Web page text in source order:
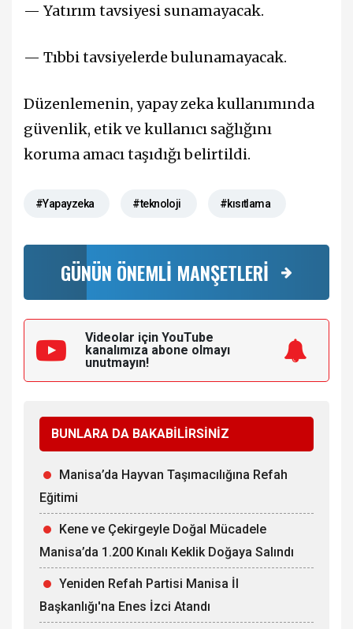
— Yatırım tavsiyesi sunamayacak.
— Tıbbi tavsiyelerde bulunamayacak.
Düzenlemenin, yapay zeka kullanımında
güvenlik, etik ve kullanıcı sağlığını
koruma amacı taşıdığı belirtildi.
#Yapayzeka #teknoloji #kısıtlama
GÜNÜN ÖNEMLİ MANŞETLERİ
Videolar için YouTube
kanalımıza abone olmayı
unutmayın!
BUNLARA DA BAKABİLİRSİNİZ
Manisa’da Hayvan Taşımacılığına Refah
Eğitimi
Kene ve Çekirgeyle Doğal Mücadele
Manisa’da 1.200 Kınalı Keklik Doğaya Salındı
Yeniden Refah Partisi Manisa İl
Başkanlığı'na Enes İzci Atandı